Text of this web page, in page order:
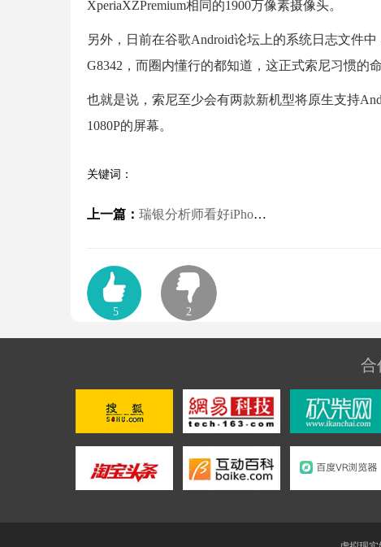
XperiaXZPremium相同的1900万像素摄像头。
另外，日前在谷歌Android论坛上的系统日志文件
G8342，而圈内懂行的都知道，这正式索尼习惯的命
也就是说，索尼至少会有两款新机型将原生支持
1080P的屏幕。
关键词：
上一篇： 瑞银分析师看好iPhone 8：助推股价上涨
5 2
合